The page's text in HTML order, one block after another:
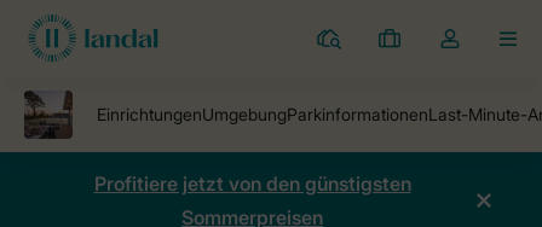
Ferienparks
Meine
Dropdown-
öffnen
Profitiere jetzt von den günstigsten
Sommerpreisen